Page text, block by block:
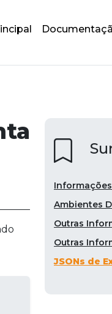
Ambientes
Outras
Outras
JSONs de